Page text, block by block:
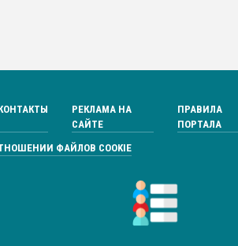
РЕКЛАМА НА
САЙТЕ
ПРАВИЛА
ПОРТАЛА
ФАЙЛОВ COOKIE